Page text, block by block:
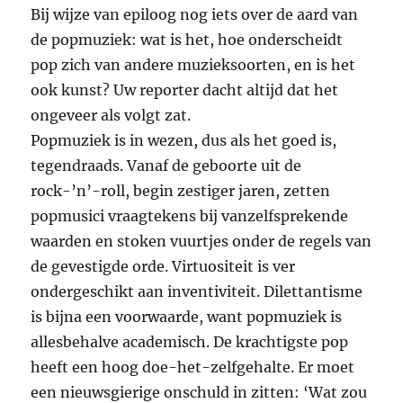
Bij wijze van epiloog nog iets over de aard van
de popmuziek: wat is het, hoe onderscheidt
pop zich van andere muzieksoorten, en is het
ook kunst? Uw reporter dacht altijd dat het
ongeveer als volgt zat.
Popmuziek is in wezen, dus als het goed is,
tegendraads. Vanaf de geboorte uit de
rock-’n’-roll, begin zestiger jaren, zetten
popmusici vraagtekens bij vanzelfsprekende
waarden en stoken vuurtjes onder de regels van
de gevestigde orde. Virtuositeit is ver
ondergeschikt aan inventiviteit. Dilettantisme
is bijna een voorwaarde, want popmuziek is
allesbehalve academisch. De krachtigste pop
heeft een hoog doe-het-zelfgehalte. Er moet
een nieuwsgierige onschuld in zitten: ‘Wat zou